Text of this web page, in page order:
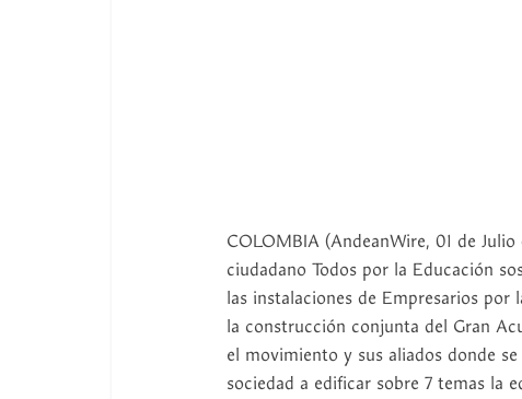
COLOMBIA (AndeanWire, 01 de
ciudadano Todos por la Educación
las instalaciones de Empresarios
la construcción conjunta del Gran
el movimiento y sus aliados donde
sociedad a edificar sobre 7 temas la